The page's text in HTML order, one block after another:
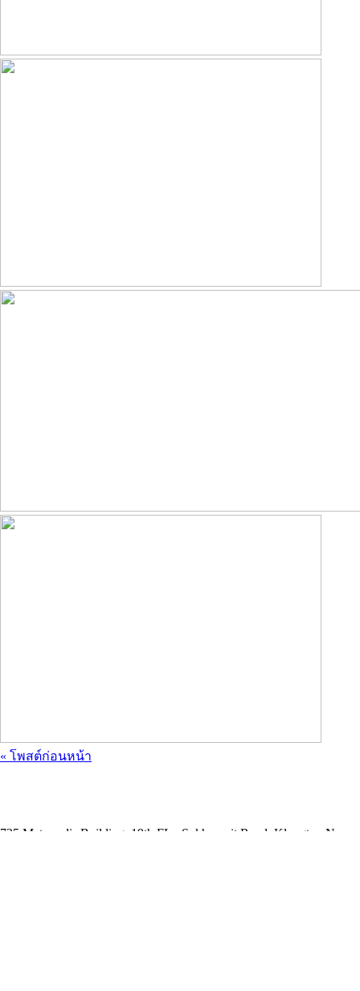
« โพสต์ก่อนหน้า
725 Metropolis Building, 19th FL., Sukhumvit Road, Klongton Nua,